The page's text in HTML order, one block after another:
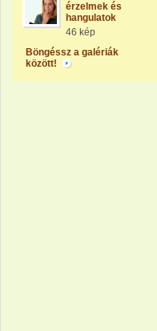
érzelmek és
hangulatok
46 kép
Böngéssz a galériák
között!